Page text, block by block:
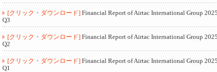
[クリック・ダウンロード] Financial Report of Airtac International Group
Q3
[クリック・ダウンロード] Financial Report of Airtac International Group
Q2
[クリック・ダウンロード] Financial Report of Airtac International Group
Q1